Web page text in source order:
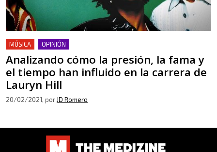
MÚSICA OPINIÓN
Analizando cómo la presión, la fama y
el tiempo han influido en la carrera de
Lauryn Hill
20/02/2021, por JD Romero